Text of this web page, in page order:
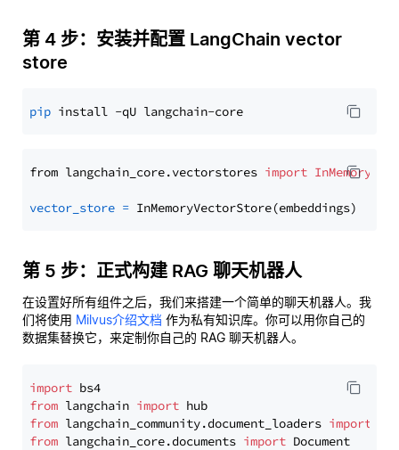
第 4 步：安装并配置 LangChain vector
store
pip
from langchain_core.vectorstores import
vector_store =
第 5 步：正式构建 RAG 聊天机器人
在设置好所有组件之后，我们来搭建一个简单的聊天机器人。我
们将使用 Milvus介绍文档 作为私有知识库。你可以用你自己的
数据集替换它，来定制你自己的 RAG 聊天机器人。
import
from langchain import
from langchain_community.document_loaders import
from langchain_core.documents import